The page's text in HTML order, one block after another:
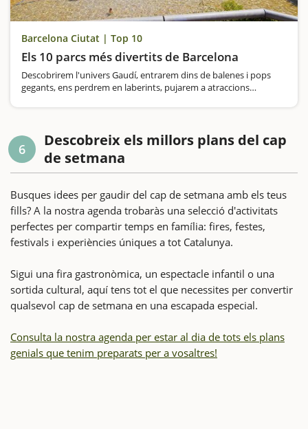
Barcelona Ciutat | Top 10
Els 10 parcs més divertits de Barcelona
Descobrirem l'univers Gaudí, entrarem dins de balenes i pops
gegants, ens perdrem en laberints, pujarem a atraccions
6
Descobreix els millors plans del cap
de setmana
Busques idees per gaudir del cap de setmana amb els teus
fills? A la nostra agenda trobaràs una selecció d'activitats
perfectes per compartir temps en família: fires, festes,
festivals i experiències úniques a tot Catalunya.
Sigui una fira gastronòmica, un espectacle infantil o una
sortida cultural, aquí tens tot el que necessites per convertir
qualsevol cap de setmana en una escapada especial.
Consulta la nostra agenda per estar al dia de tots els plans
genials que tenim preparats per a vosaltres!